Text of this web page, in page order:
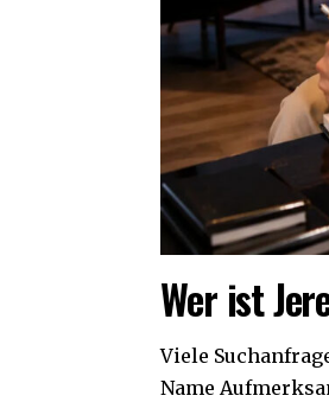
Wer ist
Viele
Name